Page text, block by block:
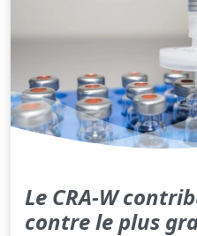
Le CRA-W
contre le plus